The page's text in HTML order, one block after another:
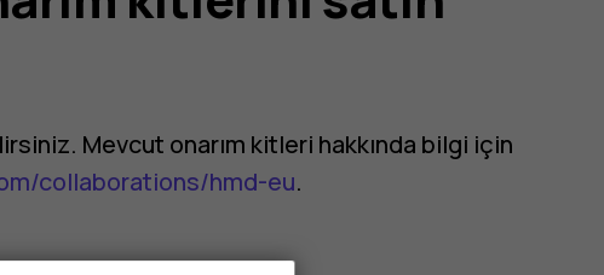
Mevcut onarım kitleri hakkında bilgi için
collaborations/hmd-eu.